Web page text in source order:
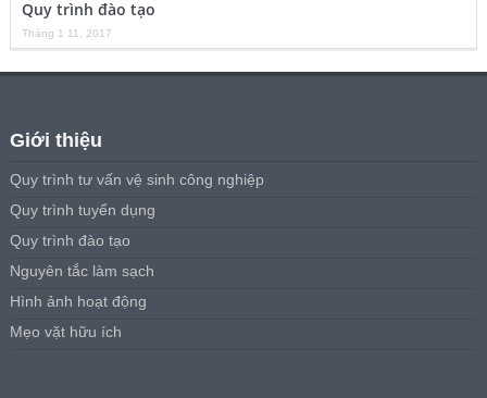
Quy trình đào tạo
Tháng 1 11, 2017
Giới thiệu
Quy trình tư vấn vệ sinh công nghiệp
Quy trình tuyển dụng
Quy trình đào tạo
Nguyên tắc làm sạch
Hình ảnh hoạt động
Mẹo vặt hữu ích